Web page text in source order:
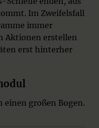
Im Zweifelsfall
immer
Aktionen erstellen
erst hinterher
einen großen Bogen.